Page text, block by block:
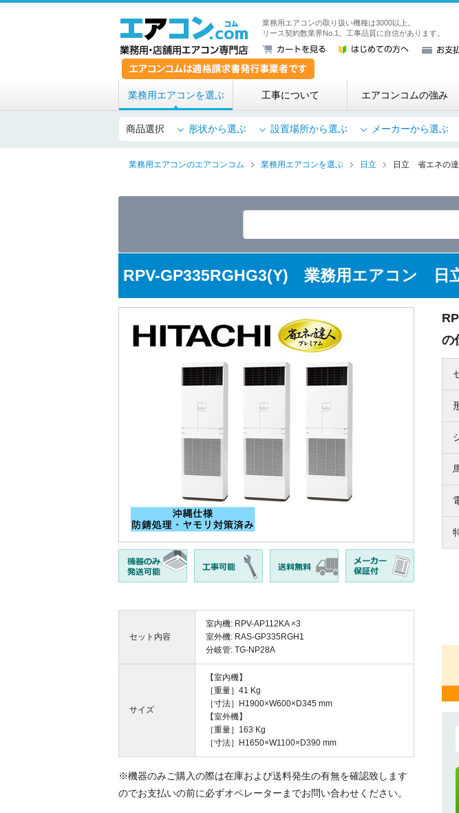
業務用・店舗用エ
業務用エアコンの取り扱い機種は3000以上。
リース契約数業界No.1。工事品質に自信があります。
業務用エアコンを選ぶ 工事について エアコンコムの強み
商品選択 形状から選ぶ 設置場所から選ぶ メーカーから選ぶ
業務用エアコンのエアコンコム 業務用エアコンを選ぶ 日立 日立 省エネの
RPV-GP335RGHG3(Y) 業務用エアコン 日
セット内容
室内機: RPV-AP112KA ×3
室外機: RAS-GP335RGH1
分岐管: TG-NP28A
サイズ
【室内機】
［重量］41 Kg
［寸法］H1900×W600×D345 mm
【室外機】
［重量］163 Kg
［寸法］H1650×W1100×D390 mm
※機器のみご購入の際は在庫および送料発生の有無を確認致します
のでお支払いの前に必ずオペレーターまでお問い合わせください。
の